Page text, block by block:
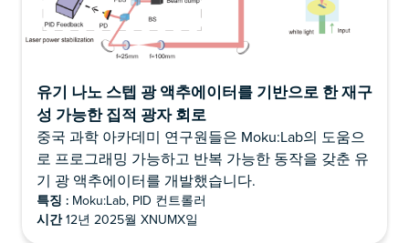
유기 나노 스텝 광 액추에이터를 기반으로 한 재구
성 가능한 집적 광자 회로
중국 과학 아카데미 연구원들은 Moku:Lab의 도움으
로 프로그래밍 가능하고 반복 가능한 동작을 갖춘 유
기 광 액추에이터를 개발했습니다.
특징 : Moku:Lab, PID 컨트롤러
시간12년 2025월 XNUMX일